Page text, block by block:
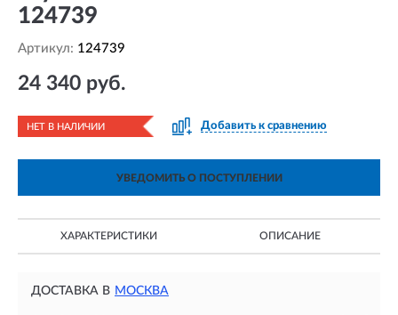
124739
Артикул: 124739
24 340 руб.
НЕТ В НАЛИЧИИ Добавить к сравнению
УВЕДОМИТЬ О ПОСТУПЛЕНИИ
ХАРАКТЕРИСТИКИ ОПИСАНИЕ
ДОСТАВКА В МОСКВА